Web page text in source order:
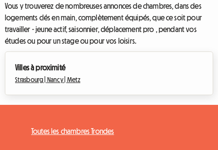
Vous y trouverez de nombreuses annonces de chambres, dans des
logements clés en main, complètement équipés, que ce soit pour
travailler - jeune actif, saisonnier, déplacement pro , pendant vos
études ou pour un stage ou pour vos loisirs.
Villes à proximité
Strasbourg | Nancy | Metz
Toutes les chambres Trondes